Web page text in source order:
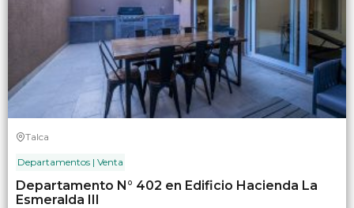
Talca
Departamentos | Venta
Departamento N° 402 en Edificio Hacienda La
Esmeralda III